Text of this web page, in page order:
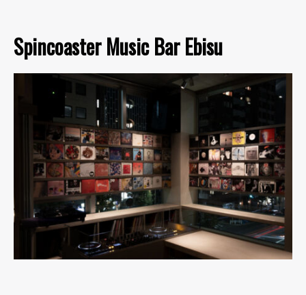
Spincoaster Music Bar Ebisu